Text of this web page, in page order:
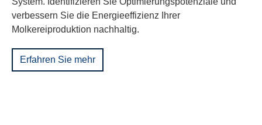
verbessern Sie die Energieeffizienz Ihrer
Molkereiproduktion nachhaltig.
Erfahren Sie mehr